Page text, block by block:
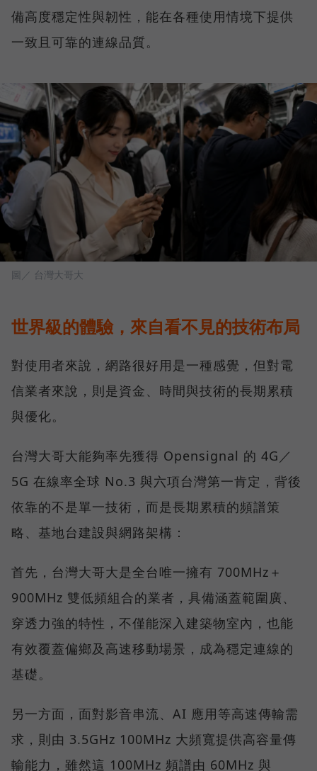
備高度穩定性與韌性，能在各種使用情境下提供
一致且可靠的連線品質。
圖／ 台灣大哥大
世界級的體驗，來自看不見的技術布局
對使用者來說，網路很好用是一種感覺，但對電
信業者來說，則是資金、時間與技術的長期累積
與優化。
台灣大哥大能夠率先獲得 Opensignal 的 4G／
5G 在線率全球 No.3 與六項台灣第一肯定，背後
依靠的不是單一技術，而是長期累積的頻譜策
略、基地台建設與網路架構：
首先，台灣大哥大是全台唯一擁有 700MHz＋
900MHz 雙低頻組合的業者，具備涵蓋範圍廣、
穿透力強的特性，不僅能深入建築物室內，也能
有效覆蓋偏鄉及高速移動場景，成為穩定連線的
基礎。
另一方面，面對影音串流、AI 應用等高速傳輸需
求，則由 3.5GHz 100MHz 大頻寬提供高容量傳
輸能力，雖然這 100MHz 頻譜由 60MHz 與